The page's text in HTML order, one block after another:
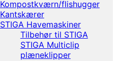
Kompostkværn/flishugger
Kantskærer
STIGA Havemaskiner
Tilbehør til STIGA
STIGA Multiclip
plæneklipper